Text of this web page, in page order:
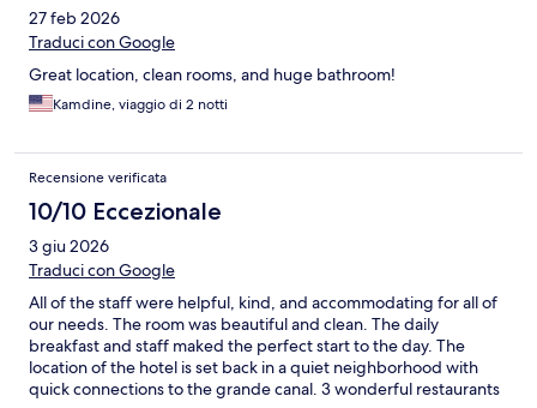
27 feb 2026
Traduci con Google
Great location, clean rooms, and huge bathroom!
Kamdine, viaggio di 2 notti
Recensione verificata
10/10 Eccezionale
3 giu 2026
Traduci con Google
All of the staff were helpful, kind, and accommodating for all of
our needs. The room was beautiful and clean. The daily
breakfast and staff maked the perfect start to the day. The
location of the hotel is set back in a quiet neighborhood with
quick connections to the grande canal. 3 wonderful restaurants